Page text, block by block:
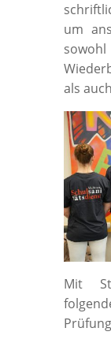
um
als
Mit